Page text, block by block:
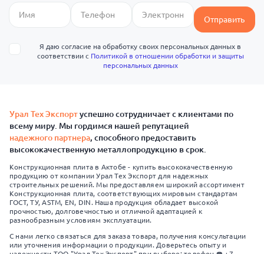
Отправить
Я даю согласие на обработку своих персональных данных в
соответствии с Политикой в отношении обработки и защиты
персональных данных
Урал Тех Экспортуспешно сотрудничает с клиентами по
всему миру. Мы гордимся нашей репутацией
надежного партнера, способного предоставить
высококачественную металлопродукцию в срок.
Конструкционная плита в Актобе - купить высококачественную
продукцию от компании Урал Тех Экспорт для надежных
строительных решений. Мы предоставляем широкий ассортимент
Конструкционная плита, соответствующих мировым стандартам
ГОСТ, ТУ, ASTM, EN, DIN. Наша продукция обладает высокой
прочностью, долговечностью и отличной адаптацией к
разнообразным условиям эксплуатации.
С нами легко связаться для заказа товара, получения консультации
или уточнения информации о продукции. Доверьтесь опыту и